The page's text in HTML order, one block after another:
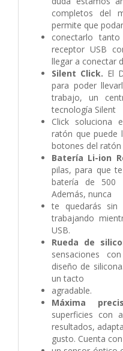
completos del
permite que
conectarlo
receptor USB
llegar a conectar
Silent Click. El
para poder
trabajo, un
tecnología Silent
Click soluciona
ratón que puede
botones del ratón
Batería Li-ion
pilas, para que
batería de 500
Además, nunca
te quedarás sin
trabajando
USB.
Rueda de
sensaciones
diseño de
un tacto
agradable.
Máxima
superficies con
resultados,
gusto. Cuenta con